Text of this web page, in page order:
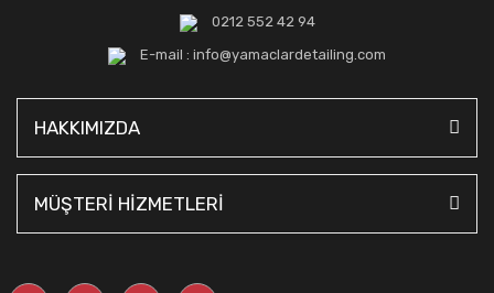
0212 552 42 94
E-mail : info@yamaclardetailing.com
HAKKIMIZDA
MÜŞTERİ HİZMETLERİ